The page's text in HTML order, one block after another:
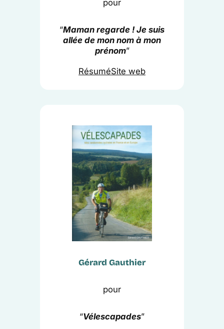
pour
“Maman regarde ! Je suis
allée de mon nom à mon
prénom”
RésuméSite web
Gérard Gauthier
pour
“Vélescapades”